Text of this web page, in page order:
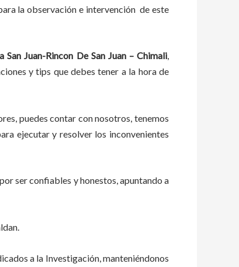
la observación e intervención de este
Juan-Rincon De San Juan – Chimali,
y tips que debes tener a la hora de
puedes contar con nosotros, tenemos
ejecutar y resolver los inconvenientes
ser confiables y honestos, apuntando a
a la Investigación, manteniéndonos